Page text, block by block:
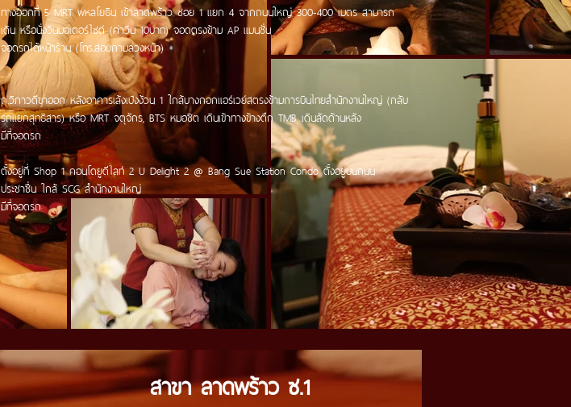
ทางออกที่ 5 MRT พหลโยธิน เข้าลาดพร้าว ซอย 1 แยก 4 จากถนนใหญ่ 300-400 เมตรสามารถ
เดิน หรือนั่งวินมอเตอร์ไซด์ (ค่าวิน 10บาท) จอดตรงข้าม AP แมนชั่น
จอดรถได้หน้าร้าน (โทร.สอบถามล่วงหน้า)
ถ.วิภาวดีขาออก หลังอาคารเล้งเป้งง้วน 1 ใกล้บางกอกแอร์เวย์สตรงข้ามการบินไทยสำนักงานใหญ่ (กลับ
รถแยกสุทธิสาร) หรือMRT จตุจักร, BTS หมอชิต เดินเข้าทางข้างตึก TMB เดินลัดด้านหลัง
มีที่จอดรถ
ตั้งอยู่ที่ Shop 1 คอนโดยูดีไลท์ 2 U Delight 2 @ Bang Sue Station Condo ตั้งอยู่บนถนน
ประชาชื่น ใกล้ SCG สำนักงานใหญ่
มีที่จอดรถ
สาขา ลาดพร้าว ซ.1